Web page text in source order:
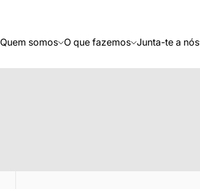
Quem somos O que fazemos Junta-te a nós